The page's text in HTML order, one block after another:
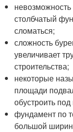
невозможность
столбчатый
сломаться;
сложность
увеличивает
строительства;
некоторые
площади
обустроить
фундамент по
большой